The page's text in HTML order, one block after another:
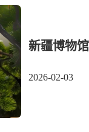
新疆博物
2026-02-03